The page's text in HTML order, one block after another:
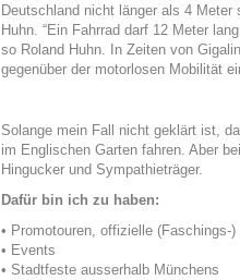
Deutschland nicht länger als 4 Meter
Huhn. “Ein Fahrrad darf 12 Meter
so Roland Huhn. In Zeiten von
gegenüber der motorlosen Mobilität
Solange mein Fall nicht geklärt ist,
im Englischen Garten fahren. Aber
Hingucker und Sympathieträger.
Dafür bin ich zu haben:
• Promotouren, offizielle (Faschings-
• Events
• Stadtfeste ausserhalb Münchens